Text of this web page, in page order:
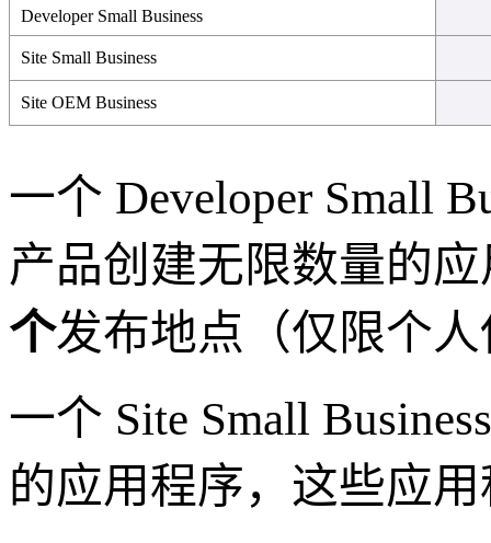
Developer Small Business
Site Small Business
Site OEM Business
一个 Developer Small
产品创建无限数量的
个发布地点（仅限个
一个 Site Small
的应用程序，这些应